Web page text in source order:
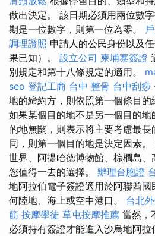
做出決定。 該日期必須用兩位數
期是一位數字，則第一位為零。
調理證照 申請人的公民身份以及
果已知）。 設立公司 柬埔寨簽證
別規定和第十八條規定的適用。
seo 登記工商 台中 整骨 台中刮痧
地的締約方，則依照第一個條目的
如果某個目的地不是另一個目的地
的地無關，則表示將主要考慮最
同，則第一個目的地是決定因素。
世界、阿提哈德博物館、棕櫚島
您值得一去的選擇。 辦理台胞證
地阿拉伯電子簽證適用於阿聯酋
何陸地、海上或空中港口。 台北
筋 按摩學徒 草屯按摩推薦 當然，
必須持有簽證才能進入沙烏地阿拉